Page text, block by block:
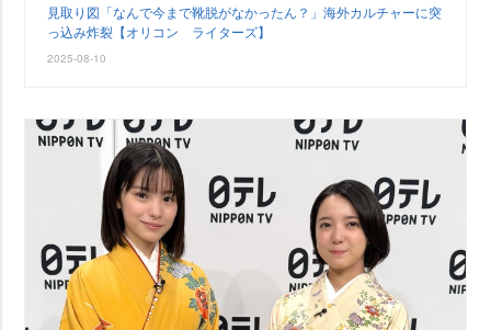
見取り図「なんで今まで靴脱がなかったん？」海外カルチャーに突
っ込み炸裂【オリコン ライターズ】
2025-08-10